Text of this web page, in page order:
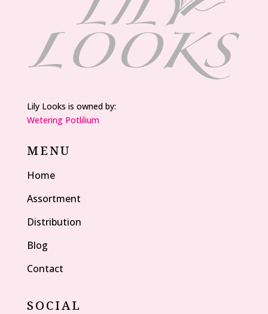
Lily Looks is owned by:
Wetering Potlilium
MENU
Home
Assortment
Distribution
Blog
Contact
SOCIAL